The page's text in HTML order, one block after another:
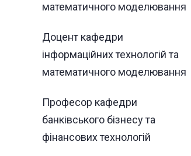
математичного моделювання
Доцент кафедри
інформаційних технологій та
математичного моделювання
Професор кафедри
банківського бізнесу та
фінансових технологій